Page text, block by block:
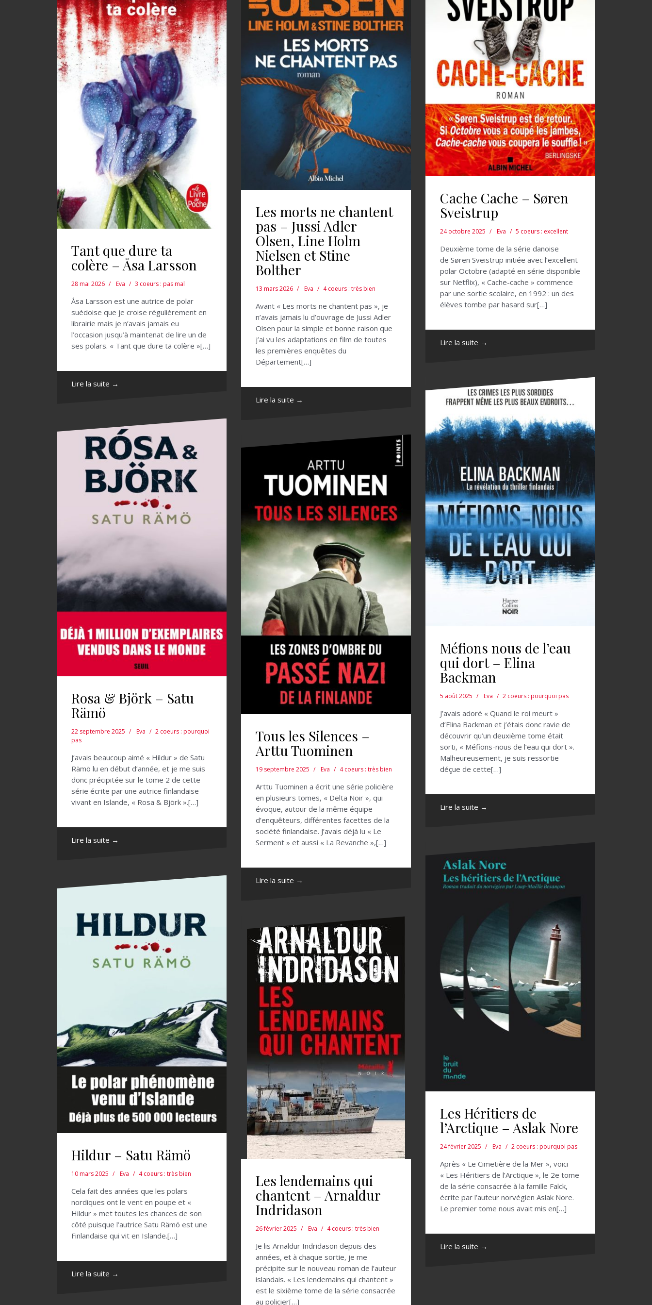
Tant que dure ta
colère – Åsa Larsson
28 mai 2026 Eva 3 coeurs : pas mal
Åsa Larsson est une autrice de polar
suédoise que je croise régulièrement en
librairie mais je n’avais jamais eu
l’occasion jusqu’à maintenat de lire un de
ses polars. « Tant que dure ta colère »[…]
Lire la suite →
Les morts ne chantent
pas – Jussi Adler
Olsen, Line Holm
Nielsen et Stine
Bolther
13 mars 2026 Eva 4 coeurs : très bien
Avant « Les morts ne chantent pas », je
n’avais jamais lu d’ouvrage de Jussi Adler
Olsen pour la simple et bonne raison que
j’ai vu les adaptations en film de toutes
les premières enquêtes du
Département[…]
Lire la suite →
Cache Cache – Søren
Sveistrup
24 octobre 2025 Eva 5 coeurs : excellent
Deuxième tome de la série danoise
de Søren Sveistrup initiée avec l’excellent
polar Octobre (adapté en série disponible
sur Netflix), « Cache-cache » commence
par une sortie scolaire, en 1992 : un des
élèves tombe par hasard sur[…]
Lire la suite →
Rosa & Björk – Satu
Rämö
22 septembre 2025 Eva
2 coeurs : pourquoi
pas
J’avais beaucoup aimé « Hildur » de Satu
Rämö lu en début d’année, et je me suis
donc précipitée sur le tome 2 de cette
série écrite par une autrice finlandaise
vivant en Islande, « Rosa & Björk ».[…]
Lire la suite →
Tous les Silences –
Arttu Tuominen
19 septembre 2025 Eva 4 coeurs : très bien
Arttu Tuominen a écrit une série policière
en plusieurs tomes, « Delta Noir », qui
évoque, autour de la même équipe
d’enquêteurs, différentes facettes de la
société finlandaise. J’avais déjà lu « Le
Serment » et aussi « La Revanche »,[…]
Lire la suite →
Méfions nous de l’eau
qui dort – Elina
Backman
5 août 2025 Eva 2 coeurs : pourquoi pas
J’avais adoré « Quand le roi meurt »
d’Elina Backman et j’étais donc ravie de
découvrir qu’un deuxième tome était
sorti, « Méfions-nous de l’eau qui dort ».
Malheureusement, je suis ressortie
déçue de cette[…]
Lire la suite →
Hildur – Satu Rämö
10 mars 2025 Eva 4 coeurs : très bien
Cela fait des années que les polars
nordiques ont le vent en poupe et «
Hildur » met toutes les chances de son
côté puisque l’autrice Satu Rämö est une
Finlandaise qui vit en Islande.[…]
Lire la suite →
Les lendemains qui
chantent – Arnaldur
Indridason
26 février 2025 Eva 4 coeurs : très bien
Je lis Arnaldur Indridason depuis des
années, et à chaque sortie, je me
précipite sur le nouveau roman de l’auteur
islandais. « Les lendemains qui chantent »
est le sixième tome de la série consacrée
au policier[…]
Les Héritiers de
l’Arctique – Aslak Nore
24 février 2025 Eva 2 coeurs : pourquoi pas
Après « Le Cimetière de la Mer », voici
« Les Héritiers de l’Arctique », le 2e tome
de la série consacrée à la famille Falck,
écrite par l’auteur norvégien Aslak Nore.
Le premier tome nous avait mis en[…]
Lire la suite →